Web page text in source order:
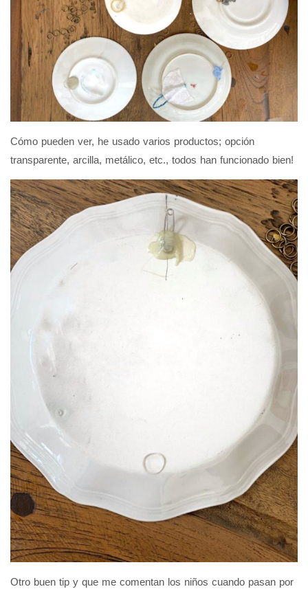
Cómo pueden ver, he usado varios productos; opción
transparente, arcilla, metálico, etc., todos han funcionado bien!
Otro buen tip y que me comentan los niños cuando pasan por